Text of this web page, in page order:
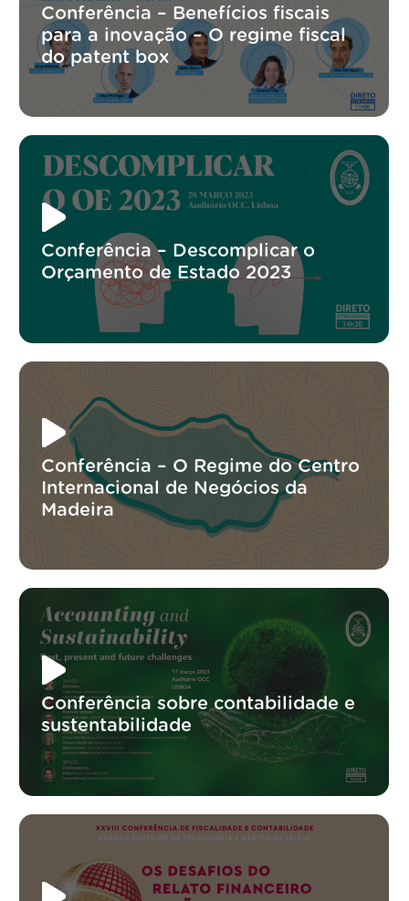
Conferência – Benefícios fiscais
para a inovação – O regime fiscal
do patent box
Conferência – Descomplicar o
Orçamento de Estado 2023
Conferência – O Regime do Centro
Internacional de Negócios da
Madeira
Conferência sobre contabilidade e
sustentabilidade